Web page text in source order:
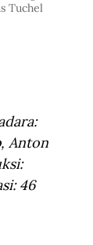
Tuchel
Anton
46